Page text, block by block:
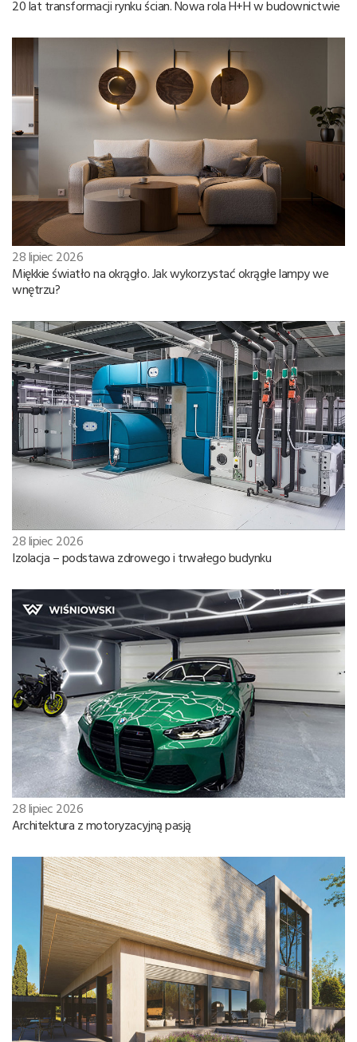
20 lat transformacji rynku ścian. Nowa rola H+H w budownictwie
28 lipiec 2026
Miękkie światło na okrągło. Jak wykorzystać okrągłe lampy we
wnętrzu?
28 lipiec 2026
Izolacja – podstawa zdrowego i trwałego budynku
28 lipiec 2026
Architektura z motoryzacyjną pasją